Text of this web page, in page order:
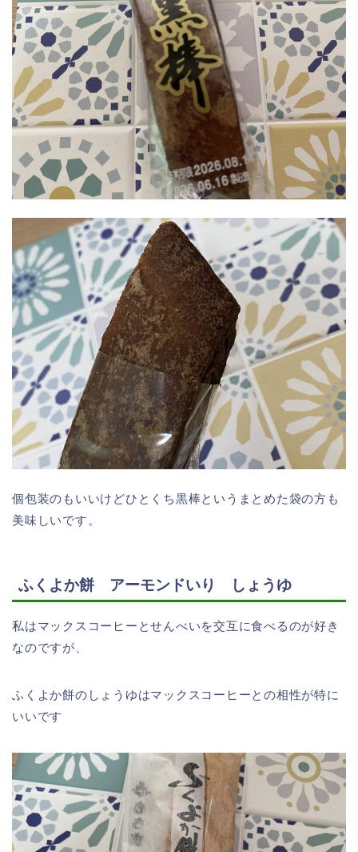
個包装のもいいけどひとくち黒棒というまとめた袋の方も
美味しいです。
ふくよか餅 アーモンドいり しょうゆ
私はマックスコーヒーとせんべいを交互に食べるのが好き
なのですが、
ふくよか餅のしょうゆはマックスコーヒーとの相性が特に
いいです